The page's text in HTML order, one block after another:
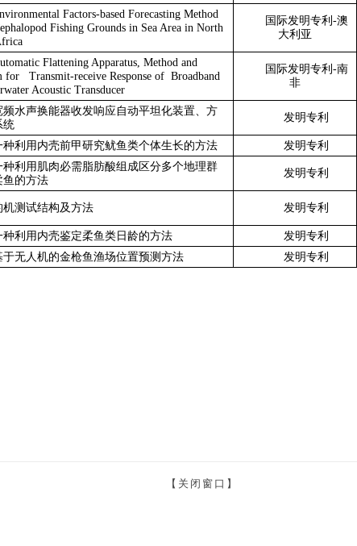
Factors-based Forecasting Method
Fishing Grounds in Sea Area in North
国际发明专利 -澳
大利亚
Flattening Apparatus, Method and
for Transmit-receive Response of Broadband
Acoustic Transducer
国际发明专利 -南
非
频水声换能器收发响应自动平坦化装置、方
统
发明专利
种利用内壳前甲研究鱿鱼类个体生长的方法 发明专利
种利用肌肉必需脂肪酸组成区分多个地理群
鱼的方法
发明专利
机测试结构及方法 发明专利
种利用内壳鉴定柔鱼类日龄的方法 发明专利
于无人机的金枪鱼渔场位置预测方法 发明专利
【关闭窗口】